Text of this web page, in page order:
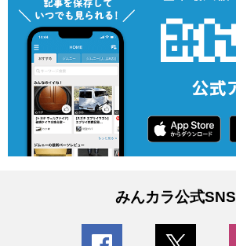
みんカラ公式SNS